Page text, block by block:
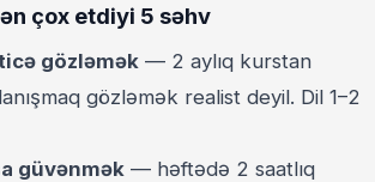
çox etdiyi 5 səhv
gözləmək — 2 aylıq kurstan
gözləmək realist deyil. Dil 1–2
güvənmək — həftədə 2 saatlıq